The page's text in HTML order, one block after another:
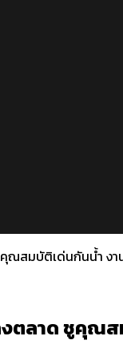
สมบัติเด่นกันน้ำ งา
ลาด ชูคุณ